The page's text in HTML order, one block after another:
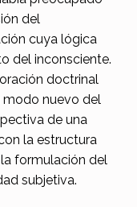
del
cuya lógica
del inconsciente.
doctrinal
modo nuevo del
de una
la estructura
formulación del
subjetiva.